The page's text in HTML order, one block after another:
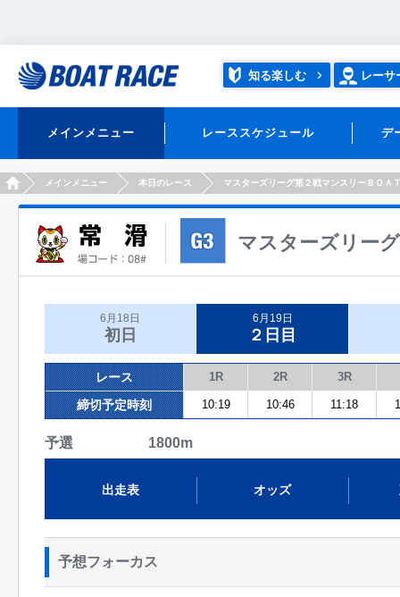
知る楽しむ レーサ
メインメニュー レーススケジュール デ
HOMEメインメニュー 本日のレース マスターズリーグ第２戦マンスリーＢＯＡ
マスターズリー
6月18日
初日
6月19日
２日目
レース 1R 2R 3R
締切予定時刻 10:19 10:46 11:18
予選 1800m
出走表 オッズ
予想フォーカス